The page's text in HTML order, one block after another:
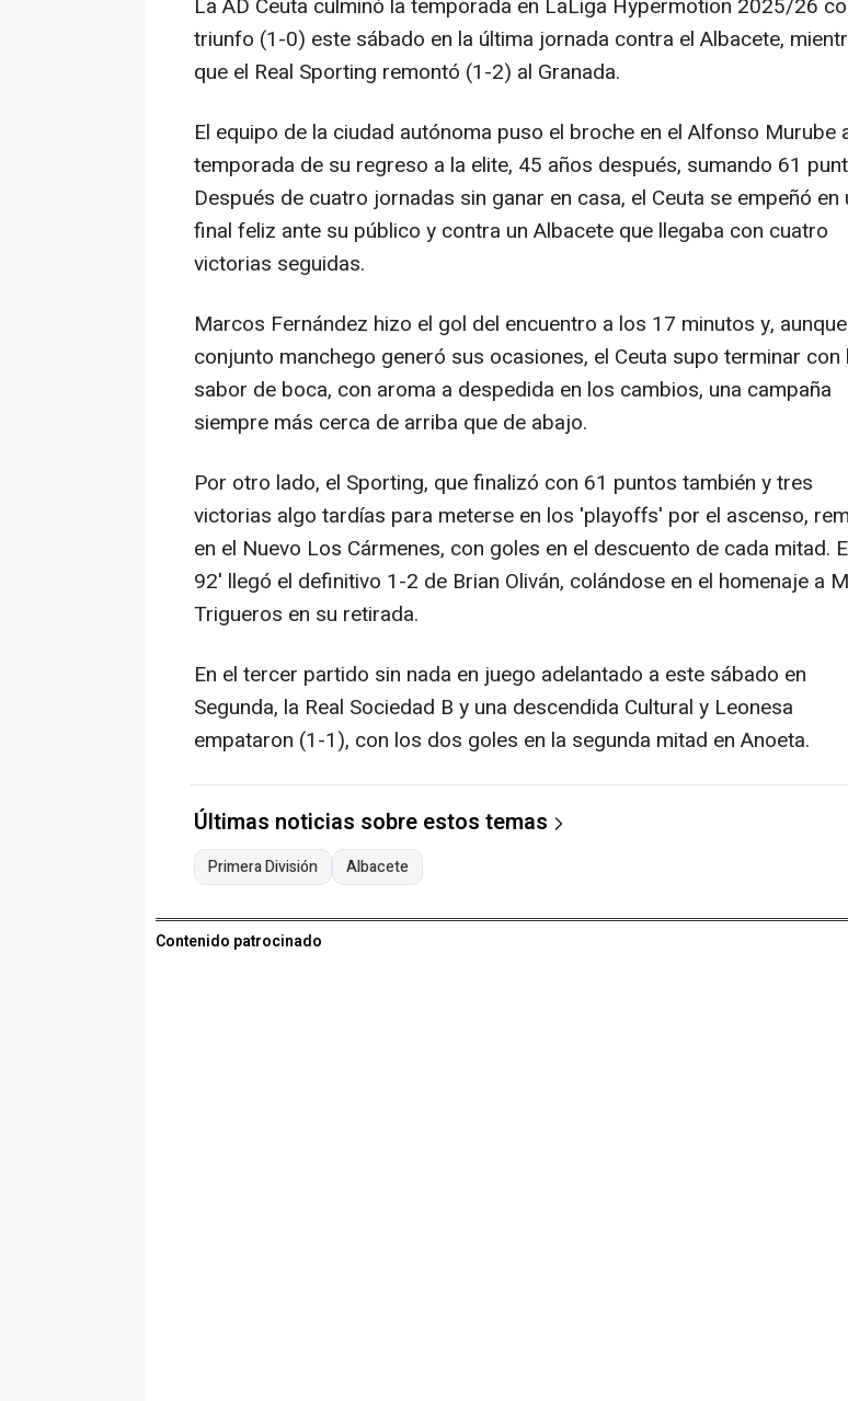
triunfo (1-0) este sábado en la última jornada contra el Albacete,
que el Real Sporting remontó (1-2) al Granada.
El equipo de la ciudad autónoma puso el broche en el Alfonso Murube
temporada de su regreso a la elite, 45 años después, sumando 61
Después de cuatro jornadas sin ganar en casa, el Ceuta se empeñó en
final feliz ante su público y contra un Albacete que llegaba con cuatro
victorias seguidas.
Marcos Fernández hizo el gol del encuentro a los 17 minutos y,
conjunto manchego generó sus ocasiones, el Ceuta supo terminar con
sabor de boca, con aroma a despedida en los cambios, una campaña
siempre más cerca de arriba que de abajo.
Por otro lado, el Sporting, que finalizó con 61 puntos también y tres
victorias algo tardías para meterse en los 'playoffs' por el ascenso,
en el Nuevo Los Cármenes, con goles en el descuento de cada mitad.
92' llegó el definitivo 1-2 de Brian Oliván, colándose en el homenaje a
Trigueros en su retirada.
En el tercer partido sin nada en juego adelantado a este sábado en
Segunda, la Real Sociedad B y una descendida Cultural y Leonesa
empataron (1-1), con los dos goles en la segunda mitad en Anoeta.
Últimas noticias sobre estos temas
Primera División Albacete
Contenido patrocinado